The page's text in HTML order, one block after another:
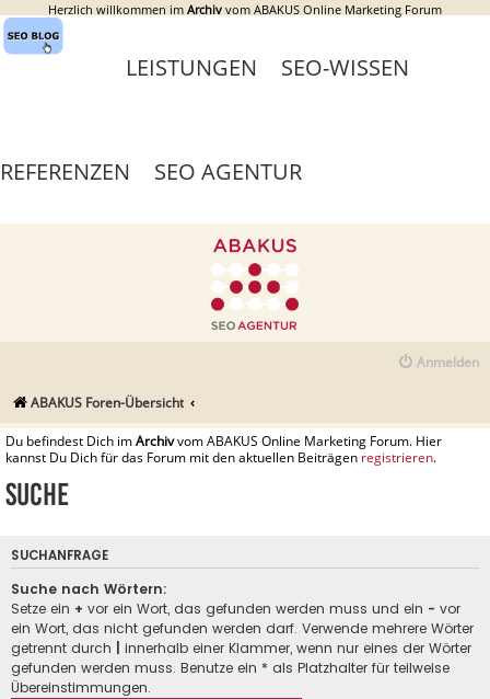
Herzlich willkommen im Archiv vom ABAKUS Online Marketing Forum
LEISTUNGEN SEO-WISSEN
REFERENZEN SEO AGENTUR
Anmelden
ABAKUS Foren-Übersicht
Du befindest Dich imArchivvom ABAKUS Online Marketing Forum. Hier
kannst Du Dich für das Forum mit den aktuellen Beiträgen registrieren.
Suche
SUCHANFRAGE
Suche nach Wörtern:
Setze ein + vor ein Wort, das gefunden werden muss und ein - vor
ein Wort, das nicht gefunden werden darf. Verwende mehrere Wörter
getrennt durch
innerhalb einer Klammer, wenn nur eines der Wörter
gefunden werden muss. Benutze ein * als Platzhalter für teilweise
Übereinstimmungen.